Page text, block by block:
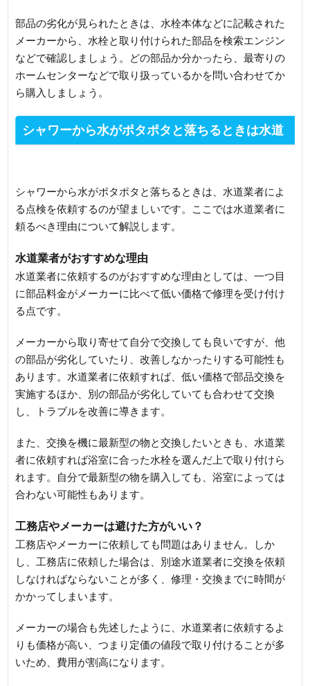
部品の劣化が見られたときは、水栓本体などに記載された
メーカーから、水栓と取り付けられた部品を検索エンジン
などで確認しましょう。どの部品か分かったら、最寄りの
ホームセンターなどで取り扱っているかを問い合わせてか
ら購入しましょう。
シャワーから水がポタポタと落ちるときは水道
シャワーから水がポタポタと落ちるときは、水道業者によ
る点検を依頼するのが望ましいです。ここでは水道業者に
頼るべき理由について解説します。
水道業者がおすすめな理由
水道業者に依頼するのがおすすめな理由としては、一つ目
に部品料金がメーカーに比べて低い価格で修理を受け付け
る点です。
メーカーから取り寄せて自分で交換しても良いですが、他
の部品が劣化していたり、改善しなかったりする可能性も
あります。水道業者に依頼すれば、低い価格で部品交換を
実施するほか、別の部品が劣化していても合わせて交換
し、トラブルを改善に導きます。
また、交換を機に最新型の物と交換したいときも、水道業
者に依頼すれば浴室に合った水栓を選んだ上で取り付けら
れます。自分で最新型の物を購入しても、浴室によっては
合わない可能性もあります。
工務店やメーカーは避けた方がいい？
工務店やメーカーに依頼しても問題はありません。しか
し、工務店に依頼した場合は、別途水道業者に交換を依頼
しなければならないことが多く、修理・交換までに時間が
かかってしまいます。
メーカーの場合も先述したように、水道業者に依頼するよ
りも価格が高い、つまり定価の値段で取り付けることが多
いため、費用が割高になります。